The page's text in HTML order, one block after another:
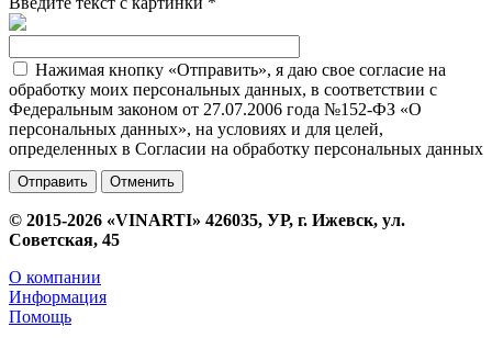
Нажимая кнопку «Отправить», я даю свое согласие на
обработку моих персональных данных, в соответствии с
Федеральным законом от 27.07.2006 года №152-ФЗ «О
персональных данных», на условиях и для целей,
определенных в Согласии на обработку персональных данных
Отменить
© 2015-2026 «VINARTI» 426035, УР, г. Ижевск, ул.
Советская, 45
О компании
Информация
Помощь